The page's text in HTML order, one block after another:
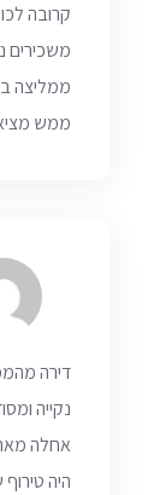
קרובה
משכירים
ממליצה
ממש
דירה
נקייה
אחלה
היה